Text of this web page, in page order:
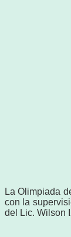
La Olimpiada
con la
del Lic. Wilson